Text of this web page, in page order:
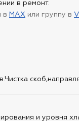
в ремонт.
в MAX или группу в
и уровня